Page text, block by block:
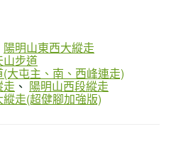
陽明山東西大縱走
山步道
大屯主、南、西峰連走)
走 陽明山西段縱走
走(超健腳加強版)